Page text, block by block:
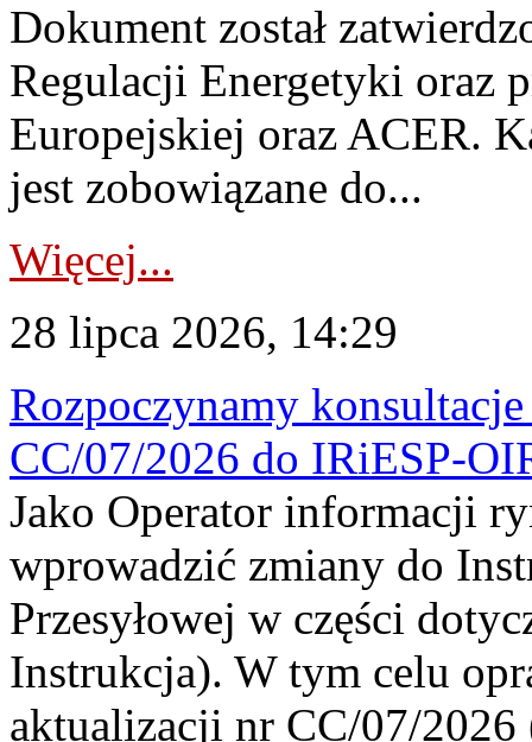
Dokument został
Regulacji Energetyki oraz
Europejskiej oraz ACER.
jest zobowiązane do...
Więcej...
28 lipca 2026, 14:29
Rozpoczynamy
CC/07/2026 do IRiESP-
Jako Operator informacji
wprowadzić zmiany do
Przesyłowej w części
Instrukcja). W tym celu
aktualizacji nr CC/07/